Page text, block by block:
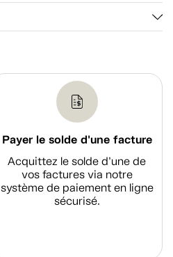
Payer le solde d'une facture
Acquittez le solde d’une de
vos factures via notre
système de paiement en ligne
sécurisé.